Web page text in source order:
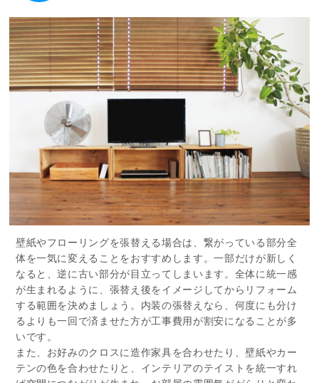
壁紙やフローリングを張替える場合は、繋がっている部分全
体を一気に変えることをおすすめします。一部だけが新しく
なると、逆に古い部分が目立ってしまいます。全体に統一感
が生まれるように、張替え後をイメージしてからリフォーム
する範囲を決めましょう。内装の張替えなら、何度にも分け
るよりも一回で済ませた方が工事費用が割安になることが多
いです。
また、お好みのクロスに造作家具を合わせたり、壁紙やカー
テンの色を合わせたりと、インテリアのテイストを統一すれ